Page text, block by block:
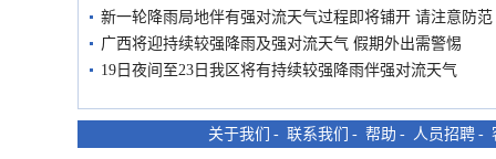
新一轮降雨局地伴有强对流天气过程即将铺开 请注意防范
广西将迎持续较强降雨及强对流天气 假期外出需警惕
19日夜间至23日我区将有持续较强降雨伴强对流天气
关于我们 - 联系我们 - 帮助 - 人员招聘 -